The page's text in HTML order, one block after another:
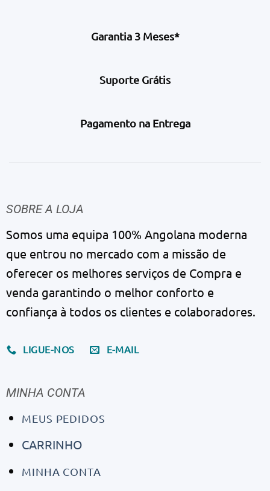
Garantia 3 Meses*
Suporte Grátis
Pagamento na Entrega
SOBRE A LOJA
Somos uma equipa 100% Angolana moderna
que entrou no mercado com a missão de
oferecer os melhores serviços de Compra e
venda garantindo o melhor conforto e
confiança à todos os clientes e colaboradores.
LIGUE-NOS E-MAIL
MINHA CONTA
MEUS PEDIDOS
CARRINHO
MINHA CONTA